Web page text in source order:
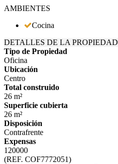
AMBIENTES
Cocina
DETALLES DE LA PROPIEDAD
Tipo de Propiedad
Oficina
Ubicación
Centro
Total construido
26 m²
Superficie cubierta
26 m²
Disposición
Contrafrente
Expensas
120000
(REF. COF7772051)